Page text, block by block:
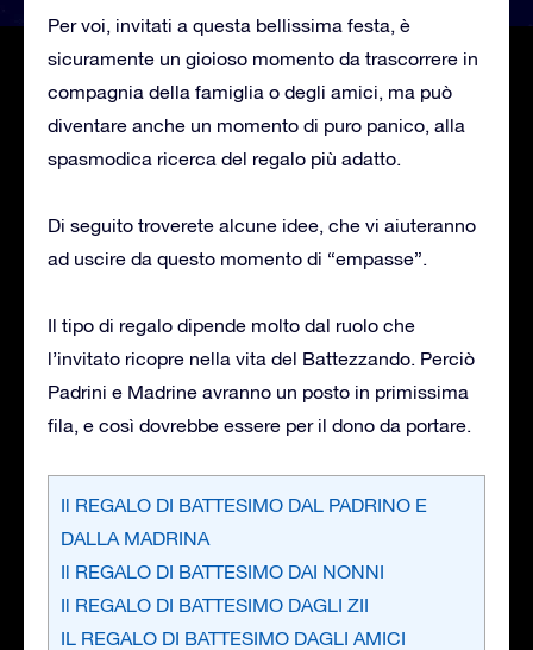
Per voi, invitati a questa bellissima festa, è
sicuramente un gioioso momento da trascorrere in
compagnia della famiglia o degli amici, ma può
diventare anche un momento di puro panico, alla
spasmodica ricerca del regalo più adatto.
Di seguito troverete alcune idee, che vi aiuteranno
ad uscire da questo momento di “empasse”.
Il tipo di regalo dipende molto dal ruolo che
l’invitato ricopre nella vita del Battezzando. Perciò
Padrini e Madrine avranno un posto in primissima
fila, e così dovrebbe essere per il dono da portare.
Il REGALO DI BATTESIMO DAL PADRINO E
DALLA MADRINA
Il REGALO DI BATTESIMO DAI NONNI
Il REGALO DI BATTESIMO DAGLI ZII
IL REGALO DI BATTESIMO DAGLI AMICI